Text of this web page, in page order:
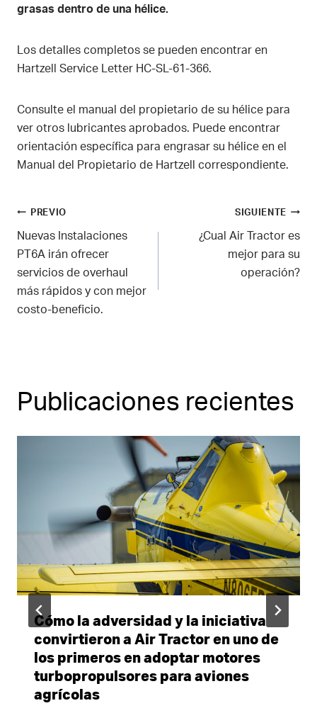
grasas dentro de una hélice.
Los detalles completos se pueden encontrar en
Hartzell Service Letter HC-SL-61-366.
Consulte el manual del propietario de su hélice para
ver otros lubricantes aprobados. Puede encontrar
orientación específica para engrasar su hélice en el
Manual del Propietario de Hartzell correspondiente.
Navegación
de
entradas
PREVIO
Nuevas Instalaciones
PT6A irán ofrecer
servicios de overhaul
más rápidos y con mejor
costo-beneficio.
SIGUIENTE
¿Cual Air Tractor es
mejor para su
operación?
Publicaciones recientes
Cómo la adversidad y la iniciativa
convirtieron a Air Tractor en uno de
los primeros en adoptar motores
turbopropulsores para aviones
agrícolas